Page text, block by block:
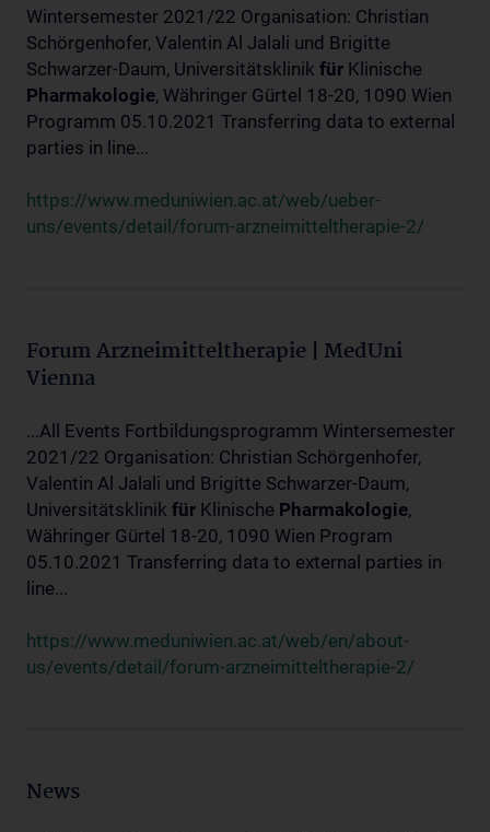
Wintersemester 2021/22 Organisation: Christian
Schörgenhofer, Valentin Al Jalali und Brigitte
Schwarzer-Daum, Universitätsklinik für Klinische
Pharmakologie, Währinger Gürtel 18-20, 1090 Wien
Programm 05.10.2021 Transferring data to external
parties in line...
https://www.meduniwien.ac.at/web/ueber-
uns/events/detail/forum-arzneimitteltherapie-2/
Forum Arzneimitteltherapie | MedUni
Vienna
...All Events Fortbildungsprogramm Wintersemester
2021/22 Organisation: Christian Schörgenhofer,
Valentin Al Jalali und Brigitte Schwarzer-Daum,
Universitätsklinik für Klinische Pharmakologie,
Währinger Gürtel 18-20, 1090 Wien Program
05.10.2021 Transferring data to external parties in
line...
https://www.meduniwien.ac.at/web/en/about-
us/events/detail/forum-arzneimitteltherapie-2/
News